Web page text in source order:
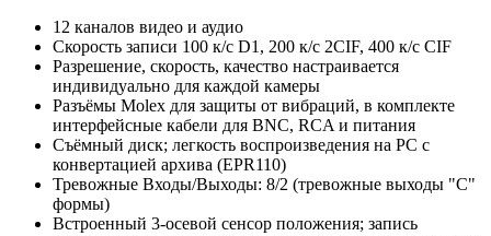
12 каналов видео и аудио
Скорость записи 100 к/с D1, 200 к/с 2CIF, 400 к/с CIF
Разрешение, скорость, качество настраивается
индивидуально для каждой камеры
Разъёмы Molex для защиты от вибраций, в комплекте
интерфейсные кабели для BNC, RCA и питания
Съёмный диск; легкость воспроизведения на PC с
конвертацией архива (EPR110)
Тревожные Входы/Выходы: 8/2 (тревожные выходы "С"
формы)
Встроенный 3-осевой сенсор положения; запись